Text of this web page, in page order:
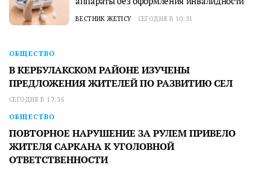
ВЕСТНИК ЖЕТІСУ СЕГОДНЯ В 10:31
ОБЩЕСТВО
В КЕРБУЛАКСКОМ РАЙОНЕ ИЗУЧЕНЫ
ПРЕДЛОЖЕНИЯ ЖИТЕЛЕЙ ПО РАЗВИТИЮ СЕЛ
СЕГОДНЯ В 17:36
ОБЩЕСТВО
ПОВТОРНОЕ НАРУШЕНИЕ ЗА РУЛЕМ ПРИВЕЛО
ЖИТЕЛЯ САРКАНА К УГОЛОВНОЙ
ОТВЕТСТВЕННОСТИ